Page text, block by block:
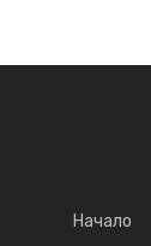
Начало